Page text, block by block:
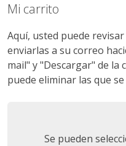
Mi carrito
Aquí, usted puede
enviarlas a su correo
mail" y "Descargar" de la
puede eliminar las que
Se pueden